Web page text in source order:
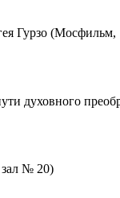
Гурзо
духовного
№ 20)